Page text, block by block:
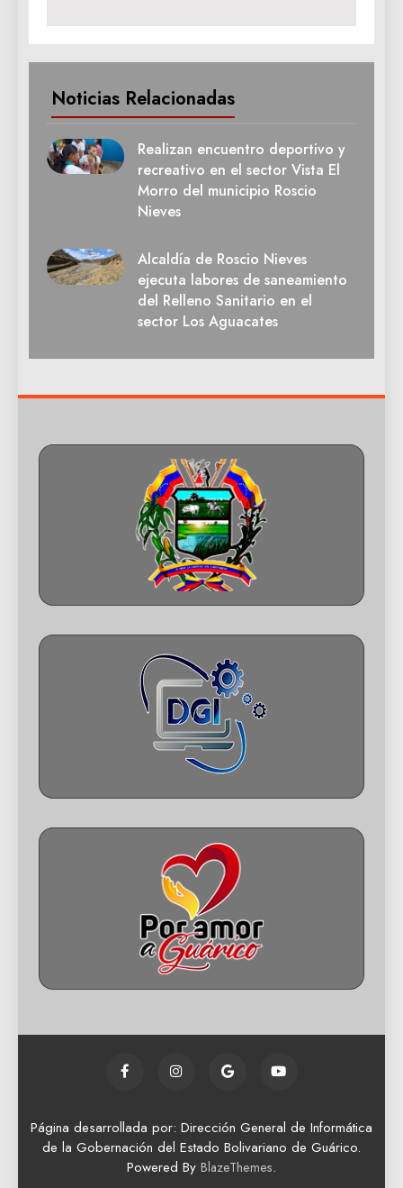
Noticias Relacionadas
Realizan encuentro deportivo y
recreativo en el sector Vista El
Morro del municipio Roscio
Nieves
Alcaldía de Roscio Nieves
ejecuta labores de saneamiento
del Relleno Sanitario en el
sector Los Aguacates
Página desarrollada por: Dirección General de Informática
de la Gobernación del Estado Bolivariano de Guárico.
Powered By BlazeThemes.